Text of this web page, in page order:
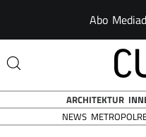
Abo
ARCHITEKTUR
NEWS